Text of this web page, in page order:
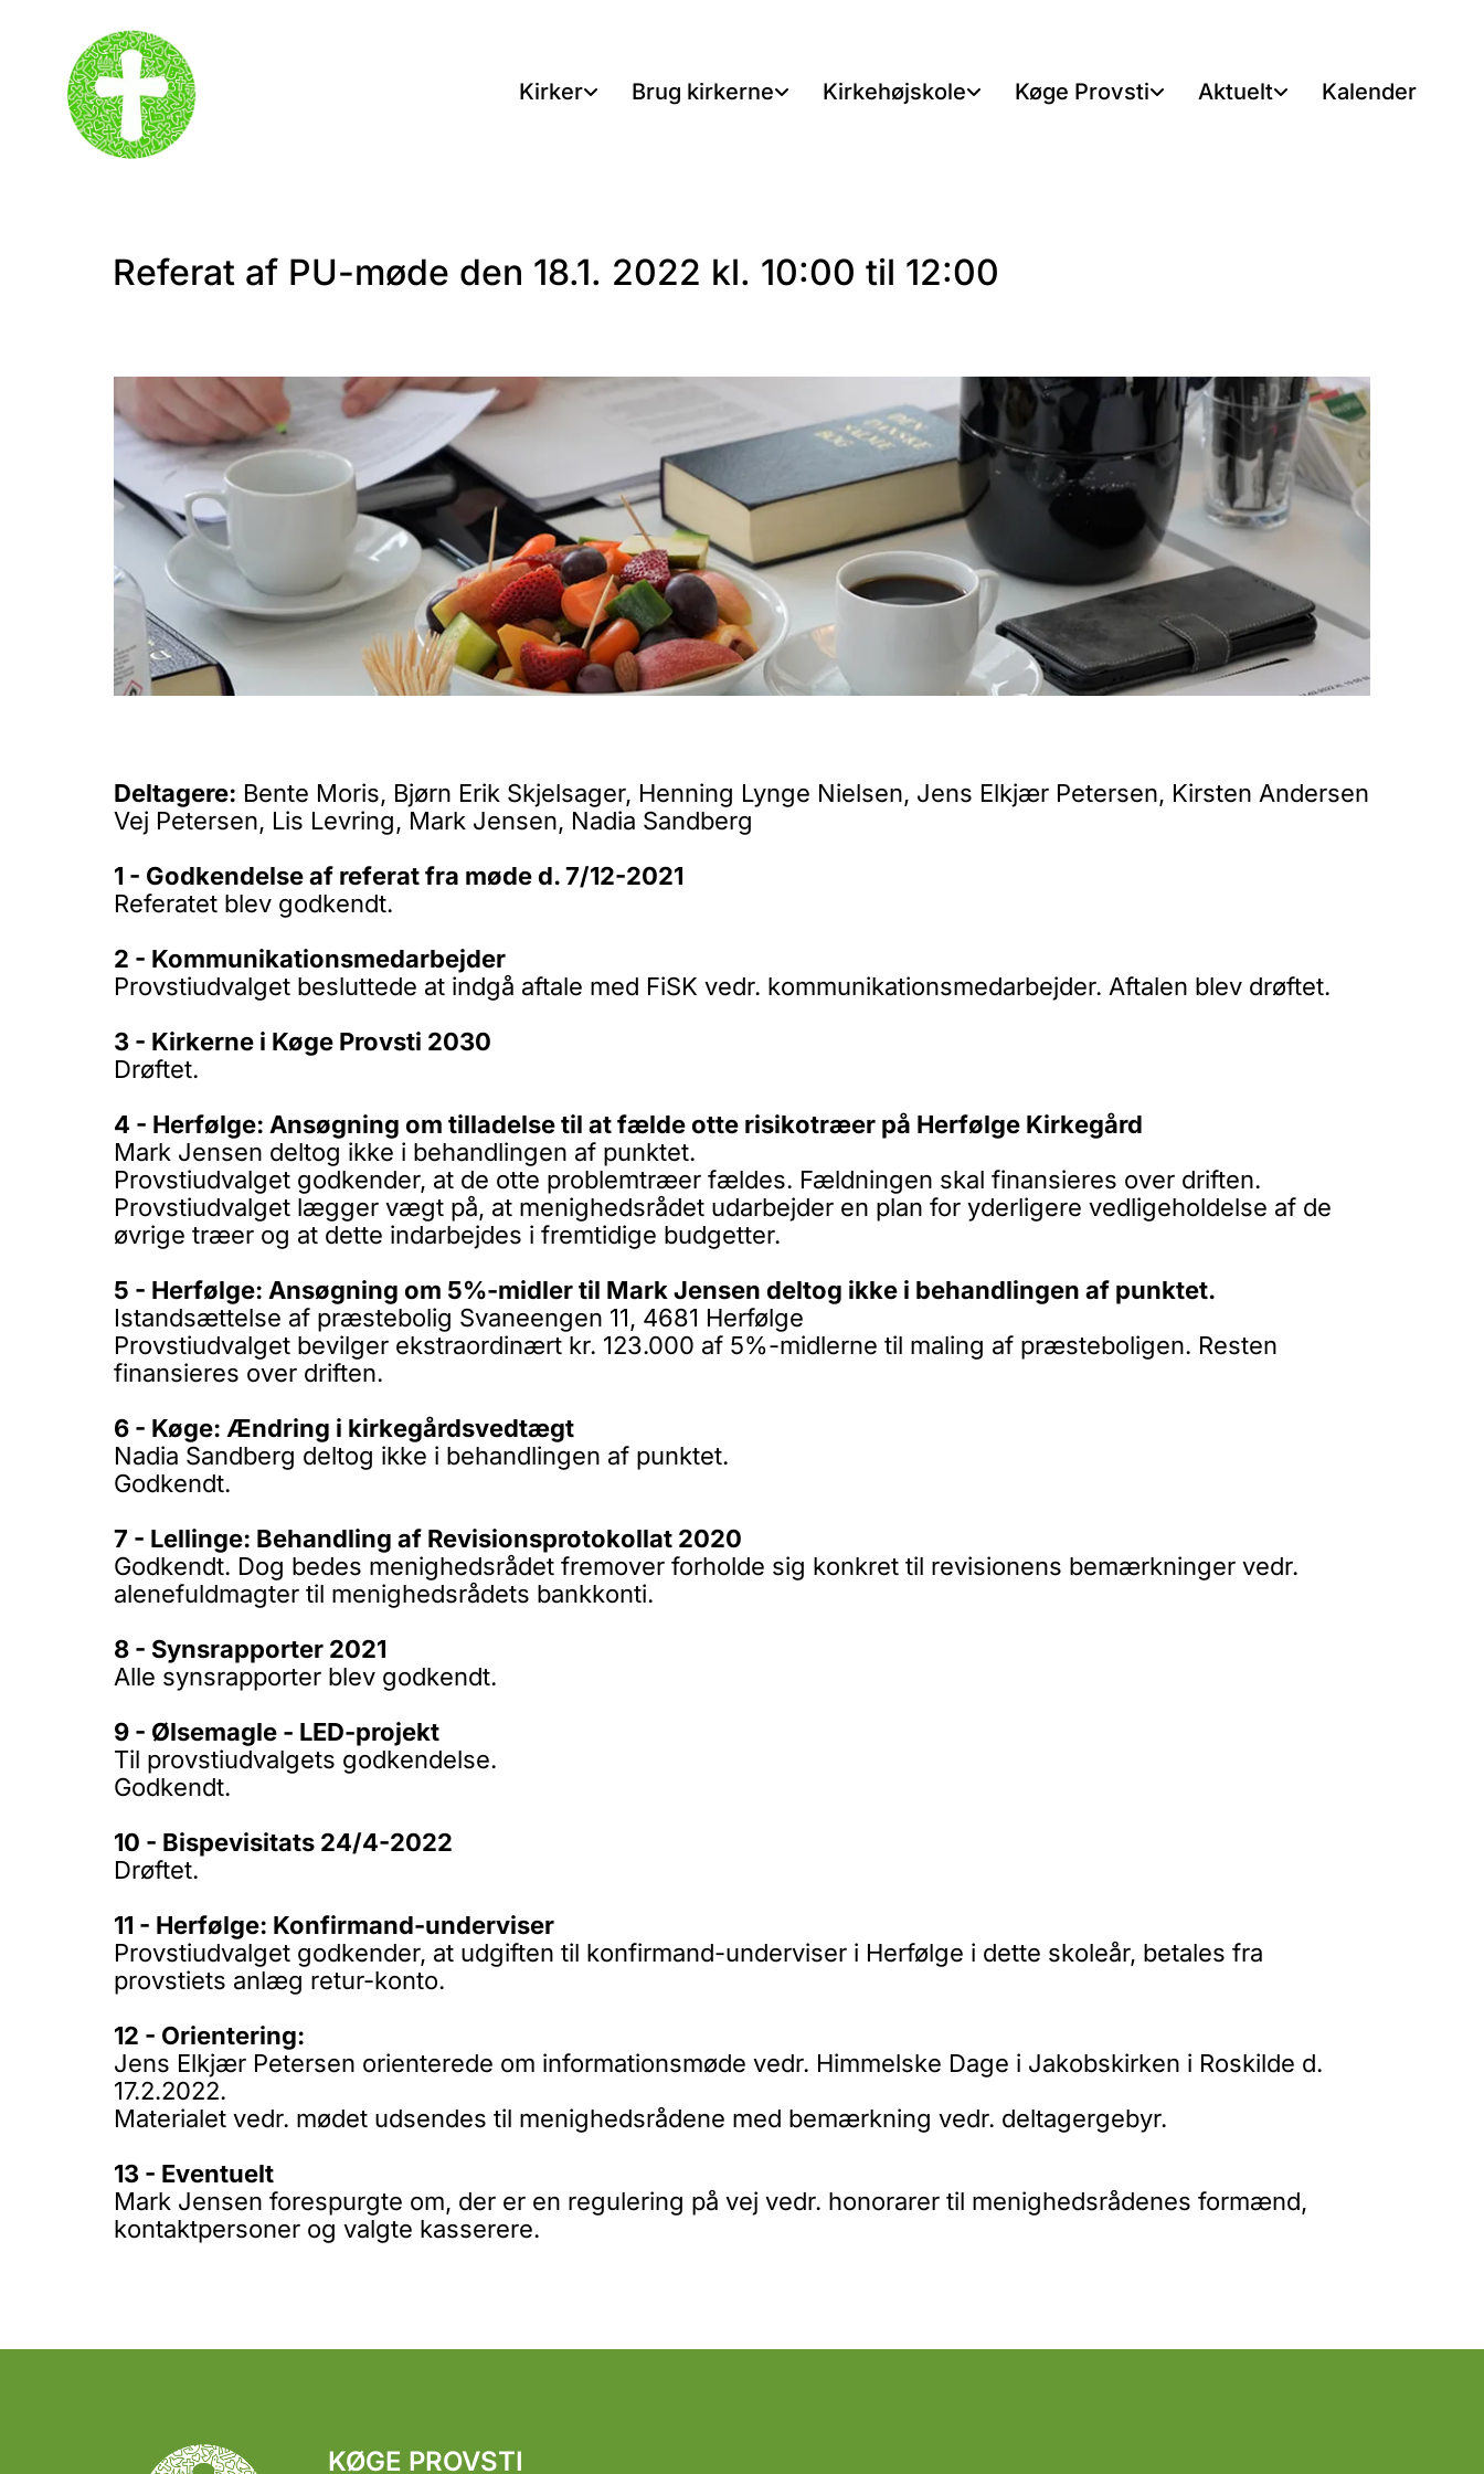
Kirker Brug kirkerne Kirkehøjskole Køge Provsti Aktuelt Kalender
Referat af PU-møde den 18.1. 2022 kl. 10:00 til 12:00
Deltagere: Bente Moris, Bjørn Erik Skjelsager, Henning Lynge Nielsen, Jens Elkjær Petersen, Kirsten Andersen
Vej Petersen, Lis Levring, Mark Jensen, Nadia Sandberg
1 - Godkendelse af referat fra møde d. 7/12-2021
Referatet blev godkendt.
2 - Kommunikationsmedarbejder
Provstiudvalget besluttede at indgå aftale med FiSK vedr. kommunikationsmedarbejder. Aftalen blev drøftet.
3 - Kirkerne i Køge Provsti 2030
Drøftet.
4 - Herfølge: Ansøgning om tilladelse til at fælde otte risikotræer på Herfølge Kirkegård
Mark Jensen deltog ikke i behandlingen af punktet.
Provstiudvalget godkender, at de otte problemtræer fældes. Fældningen skal finansieres over driften.
Provstiudvalget lægger vægt på, at menighedsrådet udarbejder en plan for yderligere vedligeholdelse af de
øvrige træer og at dette indarbejdes i fremtidige budgetter.
5 - Herfølge: Ansøgning om 5%-midler til Mark Jensen deltog ikke i behandlingen af punktet.
Istandsættelse af præstebolig Svaneengen 11, 4681 Herfølge
Provstiudvalget bevilger ekstraordinært kr. 123.000 af 5%-midlerne til maling af præsteboligen. Resten
finansieres over driften.
6 - Køge: Ændring i kirkegårdsvedtægt
Nadia Sandberg deltog ikke i behandlingen af punktet.
Godkendt.
7 - Lellinge: Behandling af Revisionsprotokollat 2020
Godkendt. Dog bedes menighedsrådet fremover forholde sig konkret til revisionens bemærkninger vedr.
alenefuldmagter til menighedsrådets bankkonti.
8 - Synsrapporter 2021
Alle synsrapporter blev godkendt.
9 - Ølsemagle - LED-projekt
Til provstiudvalgets godkendelse.
Godkendt.
10 - Bispevisitats 24/4-2022
Drøftet.
11 - Herfølge: Konfirmand-underviser
Provstiudvalget godkender, at udgiften til konfirmand-underviser i Herfølge i dette skoleår, betales fra
provstiets anlæg retur-konto.
12 - Orientering:
Jens Elkjær Petersen orienterede om informationsmøde vedr. Himmelske Dage i Jakobskirken i Roskilde d.
17.2.2022.
Materialet vedr. mødet udsendes til menighedsrådene med bemærkning vedr. deltagergebyr.
13 - Eventuelt
Mark Jensen forespurgte om, der er en regulering på vej vedr. honorarer til menighedsrådenes formænd,
kontaktpersoner og valgte kasserere.
KØGE PROVSTI